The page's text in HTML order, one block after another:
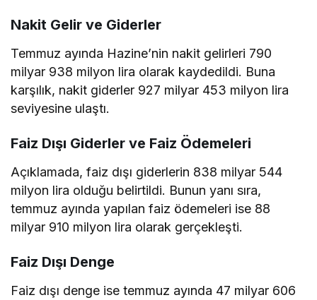
Nakit Gelir ve Giderler
Temmuz ayında Hazine’nin nakit gelirleri 790
milyar 938 milyon lira olarak kaydedildi. Buna
karşılık, nakit giderler 927 milyar 453 milyon lira
seviyesine ulaştı.
Faiz Dışı Giderler ve Faiz Ödemeleri
Açıklamada, faiz dışı giderlerin 838 milyar 544
milyon lira olduğu belirtildi. Bunun yanı sıra,
temmuz ayında yapılan faiz ödemeleri ise 88
milyar 910 milyon lira olarak gerçekleşti.
Faiz Dışı Denge
Faiz dışı denge ise temmuz ayında 47 milyar 606